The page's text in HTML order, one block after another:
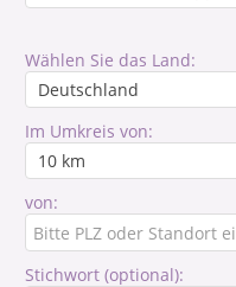
Wählen Sie das Land:
Im Umkreis von:
von:
Stichwort (optional):